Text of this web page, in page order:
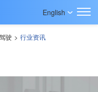
English
驶 > 行业资讯